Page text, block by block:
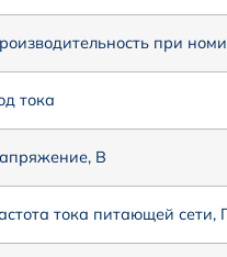
при
тока
В
тока питающей сети,